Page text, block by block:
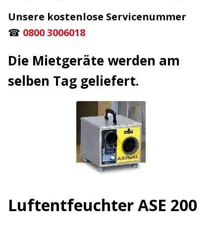
Unsere kostenlose Servicenummer
☎ 0800 3006018
Die Mietgeräte werden am
selben Tag geliefert.
Luftentfeuchter ASE 200